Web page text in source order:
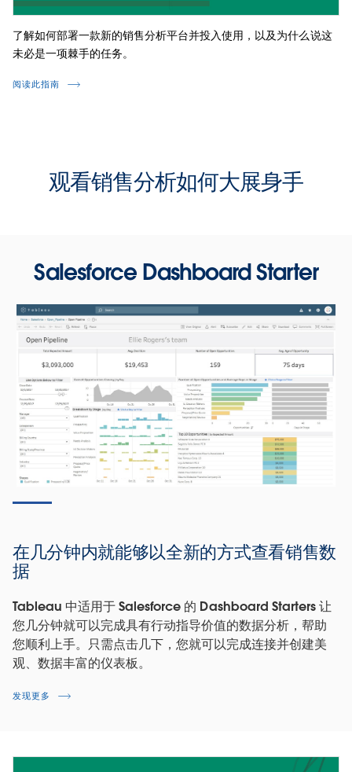
了解如何部署一款新的销售分析平台并投入使用，以及为什么说这
未必是一项棘手的任务。
阅读此指南
观看销售分析如何大展身手
评估业绩，并与配额做对比
立即观看
了解更改销售激励措施所产生的影响
Salesforce Dashboard Starter
在几分钟内就能够以全新的方式查看销售数
据
Tableau 中适用于 Salesforce 的 Dashboard Starters 让
您几分钟就可以完成具有行动指导价值的数据分析，帮助
您顺利上手。只需点击几下，您就可以完成连接并创建美
观、数据丰富的仪表板。
发现更多